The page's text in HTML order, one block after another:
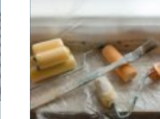
Stockholm innebär inte
...